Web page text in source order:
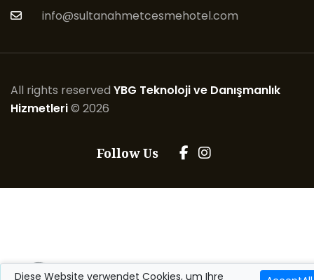
info@sultanahmetcesmehotel.com
All rights reserved YBG Teknoloji ve Danışmanlık
Hizmetleri© 2026
Follow Us
Diese Website verwendet Cookies, um Ihre